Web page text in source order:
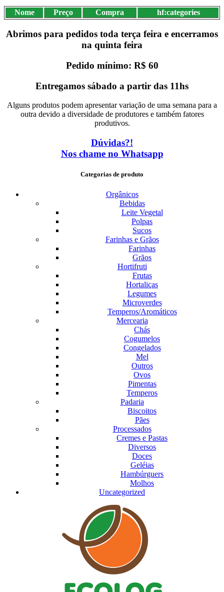
Nome Preço Compra hf:categories
Abrimos para pedidos toda terça feira e encerramos
na quinta feira
Pedido mínimo: R$ 60
Entregamos sábado a partir das 11hs
Alguns produtos podem apresentar variação de uma semana para a
outra devido a diversidade de produtores e também fatores
produtivos.
Dúvidas?!
Nos chame no Whatsapp
Categorias de produto
Orgânicos
Bebidas
Leite Vegetal
Polpas
Sucos
Farinhas e Grãos
Farinhas
Grãos
Hortifruti
Frutas
Hortaliças
Legumes
Microverdes
Temperos/Aromáticos
Mercearia
Chás
Cogumelos
Congelados
Mel
Outros
Ovos
Pimentas
Temperos
Padaria
Biscoitos
Pães
Processados
Cremes e Pastas
Diversos
Doces
Geléias
Hambúrguers
Molhos
Uncategorized